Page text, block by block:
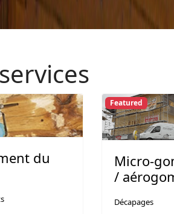
du
Featured
Micro-
/
Décapages